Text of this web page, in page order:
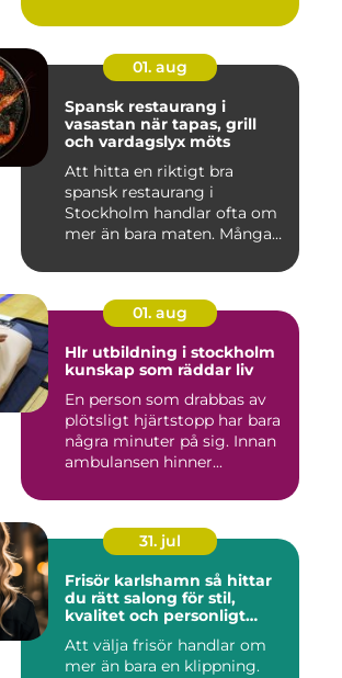
01. aug
Spansk restaurang i
vasastan när tapas, grill
och vardagslyx möts
Att hitta en riktigt bra
spansk restaurang i
Stockholm handlar ofta om
mer än bara maten. Många
01. aug
Hlr utbildning i stockholm
kunskap som räddar liv
En person som drabbas av
plötsligt hjärtstopp har bara
några minuter på sig. Innan
ambulansen hinner...
31. jul
Frisör karlshamn så hittar
du rätt salong för stil,
kvalitet och personligt
Att välja frisör handlar om
mer än bara en klippning.